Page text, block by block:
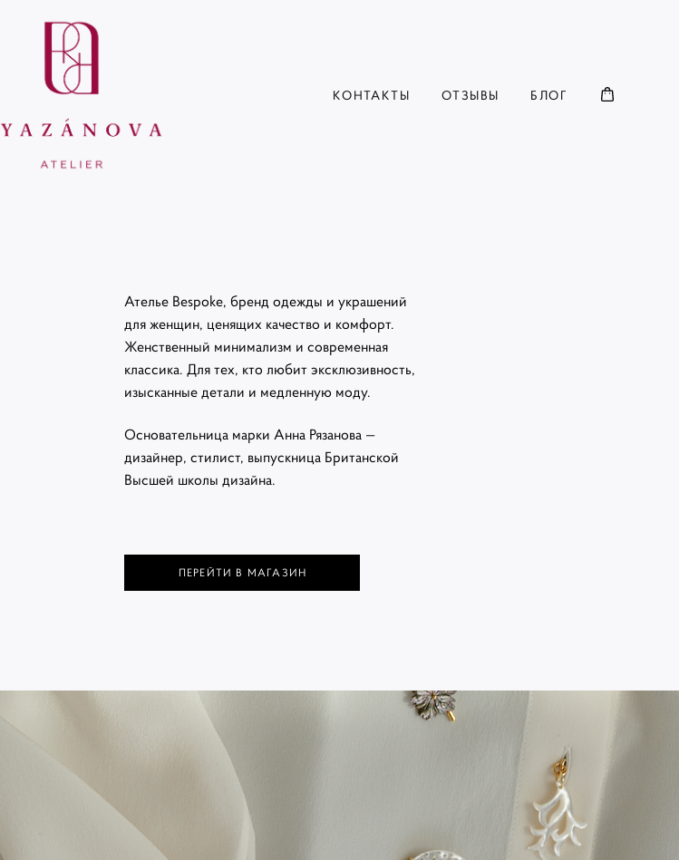
КОНТАКТЫ ОТЗЫВЫ БЛОГ
Ателье Bespoke, бренд одежды и украшений
для женщин, ценящих качество и комфорт.
Женственный минимализм и современная
классика. Для тех, кто любит эксклюзивность,
изысканные детали и медленную моду.
Основательница марки Анна Рязанова —
дизайнер, стилист, выпускница Британской
Высшей школы дизайна.
ПЕРЕЙТИ В МАГАЗИН